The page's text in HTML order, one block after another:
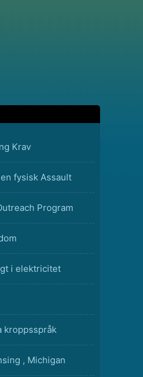
Krav
fysisk Assault
Program
i elektricitet
kroppsspråk
, Michigan